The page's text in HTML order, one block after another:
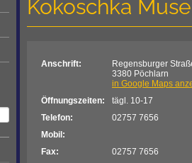
Kokoschka
Anschrift:
Regensburger
3380 Pöchlarn
in Google Maps
Öffnungszeiten:
tägl. 10-17
Telefon:
02757 7656
Mobil:
Fax:
02757 7656